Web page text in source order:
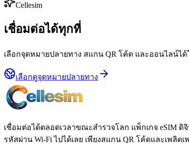
Cellesim
เชื่อมต่อได้ทุกที่
เลือกจุดหมายปลายทาง สแกน QR โค้ด และออนไลน์ได้
เลือกดูจุดหมายปลายทาง
เชื่อมต่อได้ตลอดเวลาขณะสำรวจโลก แพ็กเกจ eSIM
รหัสผ่าน Wi-Fi ไปได้เลย เพียงสแกน QR โค้ดและเพ